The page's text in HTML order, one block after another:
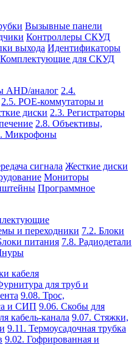
Вызывные панели
Контроллеры СКУД
выхода Идентификаторы
Комплектующие для СКУД
AHD/аналог 2.4.
2.5. РОЕ-коммутаторы и
диски 2.3. Регистраторы
2.8. Объективы,
Микрофоны
сигнала Жесткие диски
Мониторы
Программное
и переходники 7.2. Блоки
питания 7.8. Радиодетали
кабеля
для труб и
9.08. Трос,
и СИП 9.06. Скобы для
кабель-канала 9.07. Стяжки,
9.11. Термоусадочная трубка
9.02. Гофрированная и